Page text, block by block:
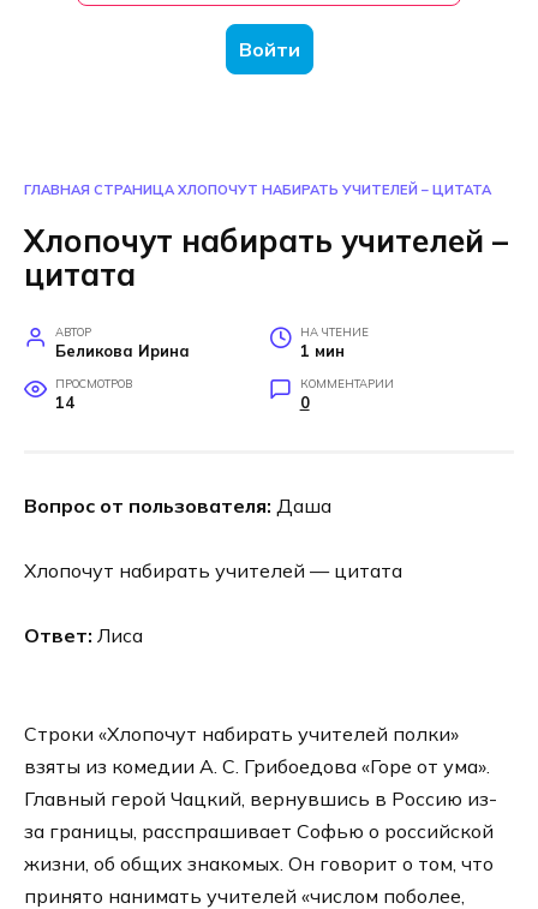
Войти
ГЛАВНАЯ СТРАНИЦА ХЛОПОЧУТ НАБИРАТЬ УЧИТЕЛЕЙ – ЦИТАТА
Хлопочут набирать учителей –
цитата
АВТОР
Беликова Ирина
НА ЧТЕНИЕ
1 мин
ПРОСМОТРОВ
14
КОММЕНТАРИИ
0
Вопрос от пользователя: Даша
Хлопочут набирать учителей — цитата
Ответ: Лиса
Строки «Хлопочут набирать учителей полки»
взяты из комедии А. С. Грибоедова «Горе от ума».
Главный герой Чацкий, вернувшись в Россию из-
за границы, расспрашивает Софью о российской
жизни, об общих знакомых. Он говорит о том, что
принято нанимать учителей «числом поболее,